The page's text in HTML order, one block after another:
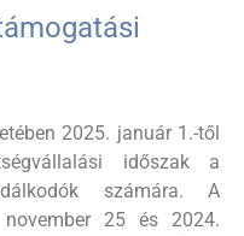
2025. január 1.-től
időszak a
számára. A
25 és 2024.